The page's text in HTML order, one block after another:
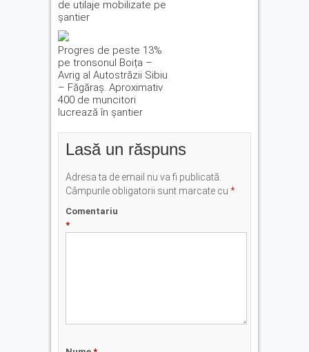
de utilaje mobilizate pe
șantier
Progres de peste 13%
pe tronsonul Boița –
Avrig al Autostrăzii Sibiu
– Făgăraș. Aproximativ
400 de muncitori
lucrează în șantier
Lasă un răspuns
Adresa ta de email nu va fi publicată.
Câmpurile obligatorii sunt marcate cu *
Comentariu
*